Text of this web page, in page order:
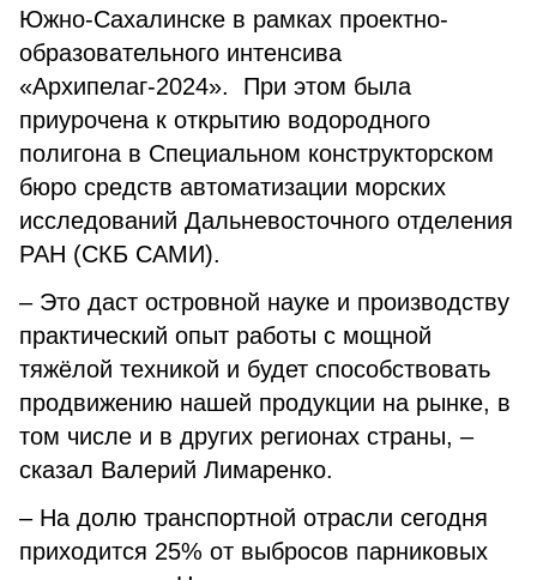
Южно-Сахалинске в рамках проектно-
образовательного интенсива
«Архипелаг-2024». При этом была
приурочена к открытию водородного
полигона в Специальном конструкторском
бюро средств автоматизации морских
исследований Дальневосточного отделения
РАН (СКБ САМИ).
– Это даст островной науке и производству
практический опыт работы с мощной
тяжёлой техникой и будет способствовать
продвижению нашей продукции на рынке, в
том числе и в других регионах страны, –
сказал Валерий Лимаренко.
– На долю транспортной отрасли сегодня
приходится 25% от выбросов парниковых